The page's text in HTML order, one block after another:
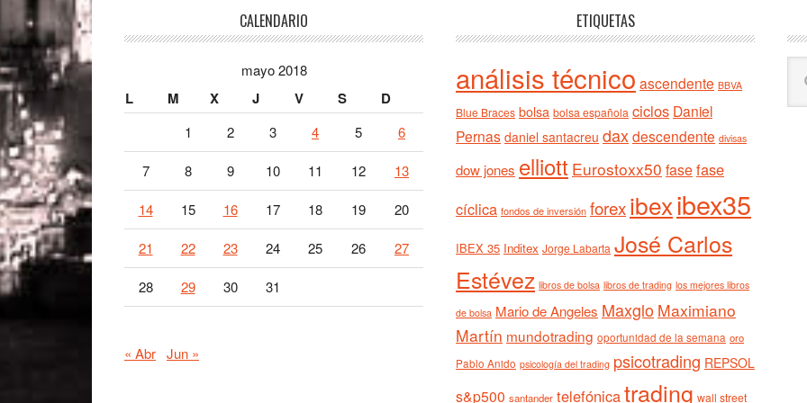
CALENDARIO
mayo 2018
L M X J V S D
1 2 3 4 5 6
7 8 9 10 11 12 13
14 15 16 17 18 19 20
21 22 23 24 25 26 27
28 29 30 31
« Abr Jun »
ETIQUETAS
análisis técnico ascendente BBVA
Blue Braces bolsa bolsa española ciclos Daniel
Pernas daniel santacreu daxdescendente divisas
dow jones elliott Eurostoxx50 fasefase
cíclica fondos de inversión forexibexibex35
IBEX 35 Inditex Jorge Labarta José Carlos
Estévez libros de bolsa libros de trading los mejores libros
de bolsa Mario de Angeles Maxglo Maximiano
Martín mundotrading oportunidad de la semana oro
Pablo Anido psicología del trading psicotrading REPSOL
s&p500 santander telefónicatrading wall street